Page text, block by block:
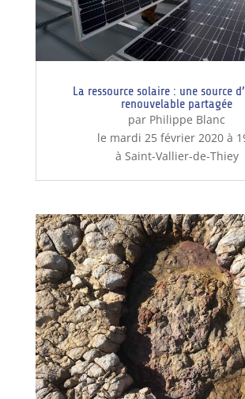
La ressource solaire : une source
renouvelable partagée
par Philippe Blanc
le mardi 25 février 2020 à
à Saint-Vallier-de-Thiey